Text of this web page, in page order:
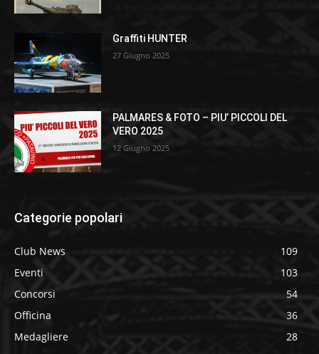
Graffiti HUNTER
27 Giugno 2025
PALMARES & FOTO – PIU’ PICCOLI DEL
VERO 2025
12 Giugno 2025
Categorie popolari
Club News
109
Eventi
103
Concorsi
54
Officina
36
Medagliere
28